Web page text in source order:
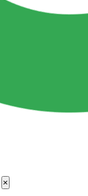
×